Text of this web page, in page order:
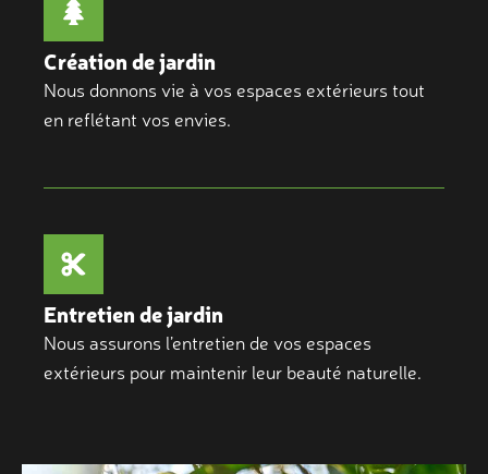
Création de jardin
Nous donnons vie à vos espaces extérieurs tout
en reflétant vos envies.
Entretien de jardin
Nous assurons l’entretien de vos espaces
extérieurs pour maintenir leur beauté naturelle.